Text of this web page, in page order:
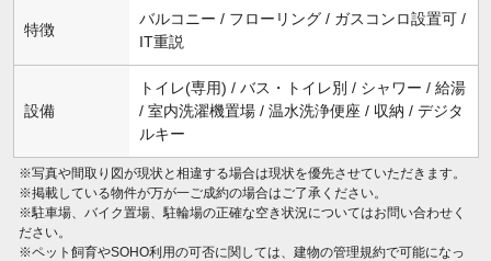
特徴
バルコニー / フローリング / ガスコンロ設置可 /
IT重説
設備
トイレ(専用) / バス・トイレ別 / シャワー / 給湯
/ 室内洗濯機置場 / 温水洗浄便座 / 収納 / デジタ
ルキー
※写真や間取り図が現状と相違する場合は現状を優先させていただきます。
※掲載している物件が万が一ご成約の場合はご了承ください。
※駐車場、バイク置場、駐輪場の正確な空き状況についてはお問い合わせく
ださい。
※ペット飼育やSOHO利用の可否に関しては、建物の管理規約で可能になっ